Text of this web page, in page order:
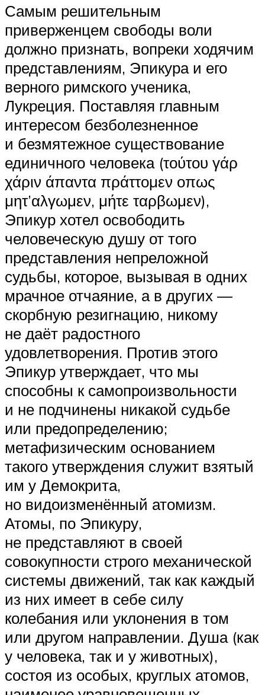
Самым решительным
приверженцем свободы воли
должно признать, вопреки ходячим
представлениям, Эпикура и его
верного римского ученика,
Лукреция. Поставляя главным
интересом безболезненное
и безмятежное существование
единичного человека (τούτου γάρ
χάριν άπαντα πράττομεν οπως
μητ’αλγωμεν, μήτε ταρβωμεν),
Эпикур хотел освободить
человеческую душу от того
представления непреложной
судьбы, которое, вызывая в одних
мрачное отчаяние, а в других —
скорбную резигнацию, никому
не даёт радостного
удовлетворения. Против этого
Эпикур утверждает, что мы
способны к самопроизвольности
и не подчинены никакой судьбе
или предопределению;
метафизическим основанием
такого утверждения служит взятый
им у Демокрита,
но видоизменённый атомизм.
Атомы, по Эпикуру,
не представляют в своей
совокупности строго механической
системы движений, так как каждый
из них имеет в себе силу
колебания или уклонения в том
или другом направлении. Душа (как
у человека, так и у животных),
состоя из особых, круглых атомов,